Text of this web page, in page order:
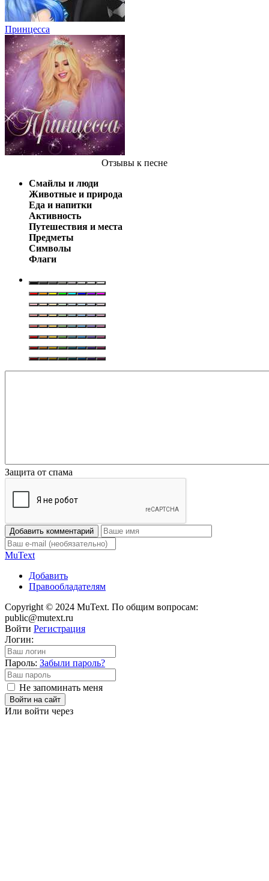
Принцесса
Отзывы к песне
Смайлы и люди
Животные и природа
Еда и напитки
Активность
Путешествия и места
Предметы
Символы
Флаги
Защита от спама
Добавить комментарий
MuText
Добавить
Правообладателям
Copyright © 2024 MuText. По общим вопросам:
public@mutext.ru
Войти Регистрация
Логин:
Пароль: Забыли пароль?
Не запоминать меня
Войти на сайт
Или войти через